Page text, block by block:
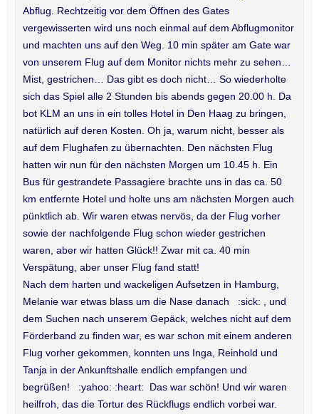
Abflug. Rechtzeitig vor dem Öffnen des Gates
vergewisserten wird uns noch einmal auf dem Abflugmonitor
und machten uns auf den Weg. 10 min später am Gate war
von unserem Flug auf dem Monitor nichts mehr zu sehen…
Mist, gestrichen… Das gibt es doch nicht… So wiederholte
sich das Spiel alle 2 Stunden bis abends gegen 20.00 h. Da
bot KLM an uns in ein tolles Hotel in Den Haag zu bringen,
natürlich auf deren Kosten. Oh ja, warum nicht, besser als
auf dem Flughafen zu übernachten. Den nächsten Flug
hatten wir nun für den nächsten Morgen um 10.45 h. Ein
Bus für gestrandete Passagiere brachte uns in das ca. 50
km entfernte Hotel und holte uns am nächsten Morgen auch
pünktlich ab. Wir waren etwas nervös, da der Flug vorher
sowie der nachfolgende Flug schon wieder gestrichen
waren, aber wir hatten Glück!! Zwar mit ca. 40 min
Verspätung, aber unser Flug fand statt!
Nach dem harten und wackeligen Aufsetzen in Hamburg,
Melanie war etwas blass um die Nase danach :sick: , und
dem Suchen nach unserem Gepäck, welches nicht auf dem
Förderband zu finden war, es war schon mit einem anderen
Flug vorher gekommen, konnten uns Inga, Reinhold und
Tanja in der Ankunftshalle endlich empfangen und
begrüßen! :yahoo: :heart: Das war schön! Und wir waren
heilfroh, das die Tortur des Rückflugs endlich vorbei war.